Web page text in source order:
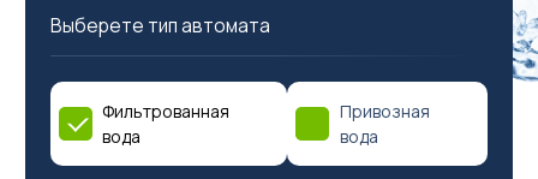
Выберете тип автомата
Фильтрованная
вода
Привозная
вода